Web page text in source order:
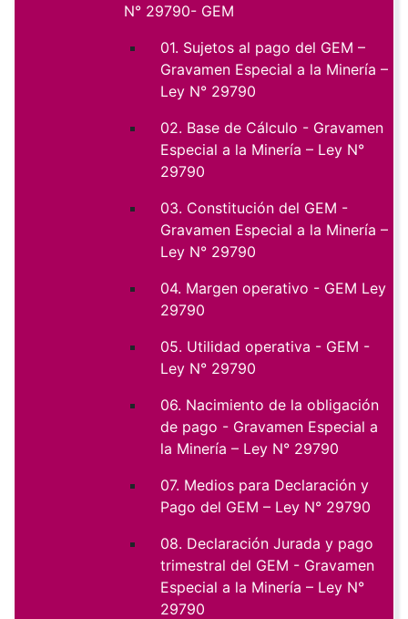
N° 29790- GEM
01. Sujetos al pago del GEM –
Gravamen Especial a la Minería –
Ley N° 29790
02. Base de Cálculo - Gravamen
Especial a la Minería – Ley N°
29790
03. Constitución del GEM -
Gravamen Especial a la Minería –
Ley N° 29790
04. Margen operativo - GEM Ley
29790
05. Utilidad operativa - GEM -
Ley N° 29790
06. Nacimiento de la obligación
de pago - Gravamen Especial a
la Minería – Ley N° 29790
07. Medios para Declaración y
Pago del GEM – Ley N° 29790
08. Declaración Jurada y pago
trimestral del GEM - Gravamen
Especial a la Minería – Ley N°
29790